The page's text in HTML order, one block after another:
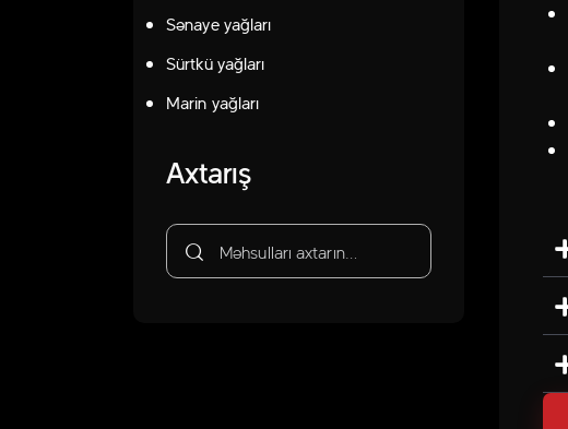
Sənaye yağları
Sürtkü yağları
Marin yağları
Axtarış